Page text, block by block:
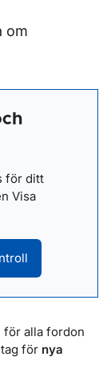
om
för ditt
Visa
för alla fordon
för nya